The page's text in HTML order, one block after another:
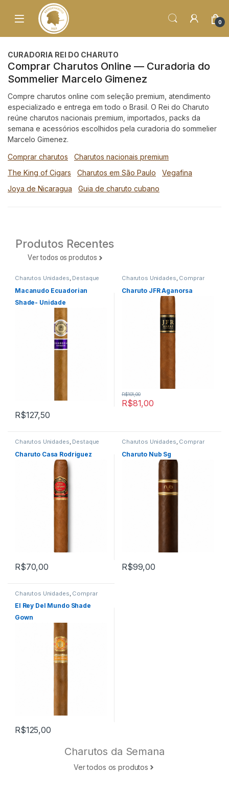
0
CURADORIA REI DO CHARUTO
Comprar Charutos Online — Curadoria do
Sommelier Marcelo Gimenez
Compre charutos online com seleção premium, atendimento
especializado e entrega em todo o Brasil. O Rei do Charuto
reúne charutos nacionais premium, importados, packs da
semana e acessórios escolhidos pela curadoria do sommelier
Marcelo Gimenez.
Comprar charutos
Charutos nacionais premium
The King of Cigars
Charutos em São Paulo
Vegafina
Joya de Nicaragua
Guia de charuto cubano
Produtos Recentes
Ver todos os produtos
Charutos Unidades, Destaque
Destaques,Primeira Página
Macanudo Ecuadorian
Shade- Unidade
R$127,50
Charutos Unidades, Comprar
Primeira Página
Charuto JFR Aganorsa
R$81,00
R$101,00
Charutos Unidades Destaque
Comprar Charutos Online
Destaques,Primeira Página
Charuto Casa Rodriguez
R$70,00
Charutos Unidades Comprar
Primeira
Página
Charuto Nub Sg
R$99,00
Charutos Unidades Comprar
Primeira
Página
El Rey Del Mundo Shade
Gown
R$125,00
Charutos da Semana
Ver todos os produtos